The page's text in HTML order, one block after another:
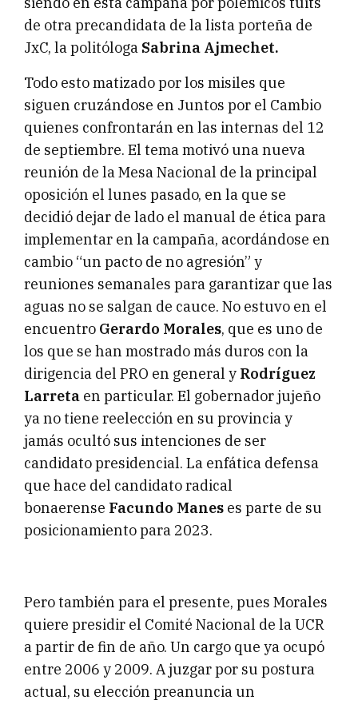
de otra precandidata de la lista porteña de
JxC, la politóloga Sabrina Ajmechet.
Todo esto matizado por los misiles que
siguen cruzándose en Juntos por el Cambio
quienes confrontarán en las internas del 12
de septiembre. El tema motivó una nueva
reunión de la Mesa Nacional de la principal
oposición el lunes pasado, en la que se
decidió dejar de lado el manual de ética para
implementar en la campaña, acordándose en
cambio “un pacto de no agresión” y
reuniones semanales para garantizar que las
aguas no se salgan de cauce. No estuvo en el
encuentro Gerardo Morales, que es uno de
los que se han mostrado más duros con la
dirigencia del PRO en general y Rodríguez
Larreta en particular. El gobernador jujeño
ya no tiene reelección en su provincia y
jamás ocultó sus intenciones de ser
candidato presidencial. La enfática defensa
que hace del candidato radical
bonaerense Facundo Manes es parte de su
posicionamiento para 2023.
Pero también para el presente, pues Morales
quiere presidir el Comité Nacional de la UCR
a partir de fin de año. Un cargo que ya ocupó
entre 2006 y 2009. A juzgar por su postura
actual, su elección preanuncia un